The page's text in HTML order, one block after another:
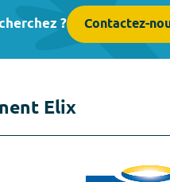
? Contactez-
Elix